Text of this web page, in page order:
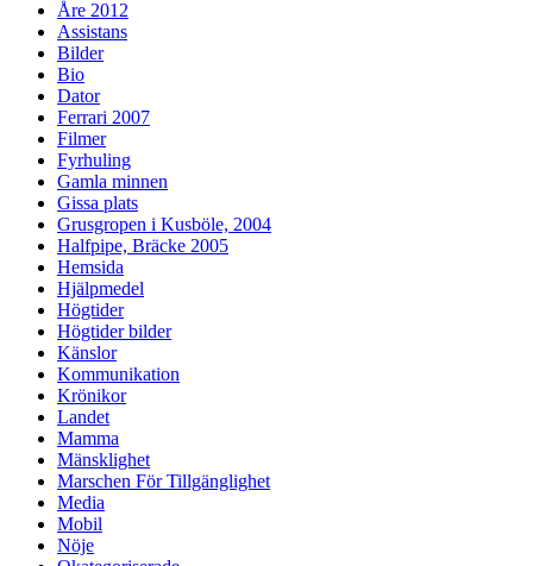
Åre 2012
Assistans
Bilder
Bio
Dator
Ferrari 2007
Filmer
Fyrhuling
Gamla minnen
Gissa plats
Grusgropen i Kusböle, 2004
Halfpipe, Bräcke 2005
Hemsida
Hjälpmedel
Högtider
Högtider bilder
Känslor
Kommunikation
Krönikor
Landet
Mamma
Mänsklighet
Marschen För Tillgänglighet
Media
Mobil
Nöje